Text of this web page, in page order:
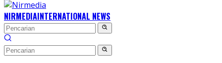
NIRMEDIAINTERNATIONAL NEWS